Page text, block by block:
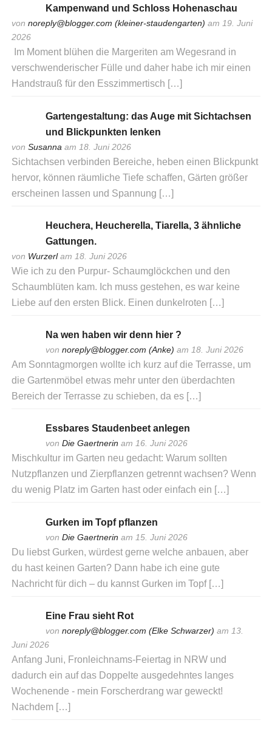
Kampenwand und Schloss Hohenaschau
vonnoreply@blogger.com (kleiner-staudengarten) am 19. Juni
2026
Im Moment blühen die Margeriten am Wegesrand in
verschwenderischer Fülle und daher habe ich mir einen
Handstrauß für den Esszimmertisch […]
Gartengestaltung: das Auge mit Sichtachsen
und Blickpunkten lenken
vonSusanna am 18. Juni 2026
Sichtachsen verbinden Bereiche, heben einen Blickpunkt
hervor, können räumliche Tiefe schaffen, Gärten größer
erscheinen lassen und Spannung […]
Heuchera, Heucherella, Tiarella, 3 ähnliche
Gattungen.
von Wurzerlam 18. Juni 2026
Wie ich zu den Purpur- Schaumglöckchen und den
Schaumblüten kam. Ich muss gestehen, es war keine
Liebe auf den ersten Blick. Einen dunkelroten […]
Na wen haben wir denn hier ?
vonnoreply@blogger.com (Anke) am 18. Juni 2026
Am Sonntagmorgen wollte ich kurz auf die Terrasse, um
die Gartenmöbel etwas mehr unter den überdachten
Bereich der Terrasse zu schieben, da es […]
Essbares Staudenbeet anlegen
vonDie Gaertnerin am 16. Juni 2026
Mischkultur im Garten neu gedacht: Warum sollten
Nutzpflanzen und Zierpflanzen getrennt wachsen? Wenn
du wenig Platz im Garten hast oder einfach ein […]
Gurken im Topf pflanzen
vonDie Gaertnerin am 15. Juni 2026
Du liebst Gurken, würdest gerne welche anbauen, aber
du hast keinen Garten? Dann habe ich eine gute
Nachricht für dich – du kannst Gurken im Topf […]
Eine Frau sieht Rot
vonnoreply@blogger.com (Elke Schwarzer) am 13.
Juni 2026
Anfang Juni, Fronleichnams-Feiertag in NRW und
dadurch ein auf das Doppelte ausgedehntes langes
Wochenende - mein Forscherdrang war geweckt!
Nachdem […]